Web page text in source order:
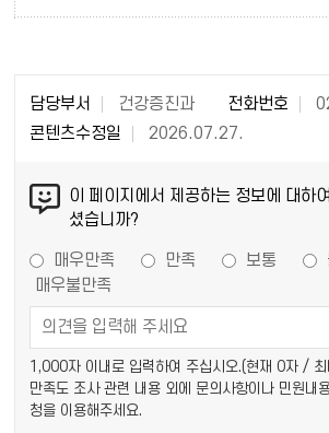
담당부서 건강증진과 전화번호
콘텐츠수정일
2026.07.27.
이 페이지에서 제공하는 정보에 대하
셨습니까?
매우만족 만족 보통
매우불만족
1,000자 이내로 입력하여 주십시오.(현재 0자 /
만족도 조사 관련 내용 외에 문의사항이나 민원내
청을 이용해주세요.